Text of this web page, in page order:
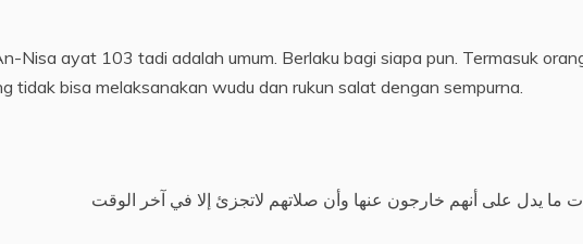
Nisa ayat 103 tadi adalah umum. Berlaku bagi siapa pun. Termasuk
tidak bisa melaksanakan wudu dan rukun salat dengan sempurna.
ما يدل على أنهم خارجون عنها وأن صلاتهم لاتجزئ إلا في آخر الوقت